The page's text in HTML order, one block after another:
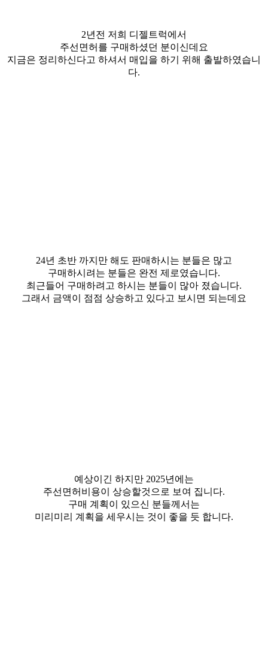
2년전 저희 디젤트럭에서
주선면허를 구매하셨던 분이신데요
지금은 정리하신다고 하셔서 매입을 하기 위해 출발하였습니
다.
24년 초반 까지만 해도 판매하시는 분들은 많고
구매하시려는 분들은 완전 제로였습니다.
최근들어 구매하려고 하시는 분들이 많아 졌습니다.
그래서 금액이 점점 상승하고 있다고 보시면 되는데요
예상이긴 하지만 2025년에는
주선면허비용이 상승할것으로 보여 집니다.
구매 계획이 있으신 분들께서는
미리미리 계획을 세우시는 것이 좋을 듯 합니다.